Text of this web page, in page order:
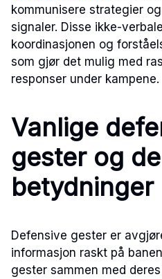
kommunisere strategier
signaler. Disse ikke-
koordinasjonen og
som gjør det mulig med
responser under kampene.
Vanlige
gester og
betydninger
Defensive gester er
informasjon raskt på
gester sammen med